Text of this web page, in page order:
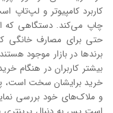
کاربرد کامپیوتر و لپ‌تاپ
چاپ می‌کند. دستگاهی که
حتی برای مصارف خانگی
برند‌ها در بازار موجود
بیشتر کاربران در هنگام
خرید برایشان سخت است،
و ملاک‌های خود بررسی